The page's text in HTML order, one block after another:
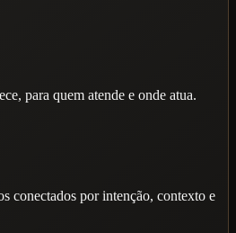
para quem atende e onde atua.
conectados por intenção, contexto e